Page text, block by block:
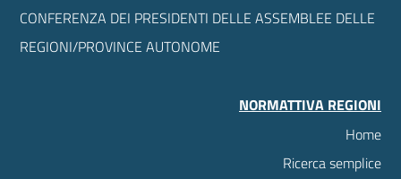
CONFERENZA DEI PRESIDENTI DELLE ASSEMBLEE DELLE
REGIONI/PROVINCE AUTONOME
NORMATTIVA REGIONI
Home
Ricerca semplice